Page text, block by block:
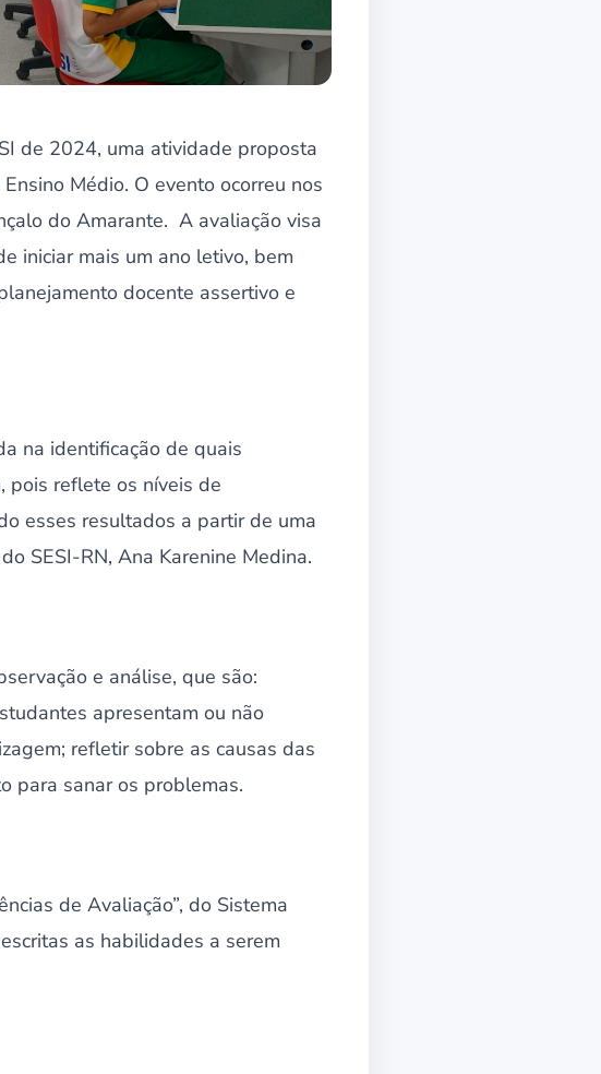
de 2024, uma atividade proposta
Médio. O evento ocorreu nos
do Amarante. A avaliação visa
iniciar mais um ano letivo, bem
docente assertivo e
na identificação de quais
pois reflete os níveis de
esses resultados a partir de uma
SESI-RN, Ana Karenine Medina.
e análise, que são:
apresentam ou não
refletir sobre as causas das
para sanar os problemas.
de Avaliação”, do Sistema
as habilidades a serem